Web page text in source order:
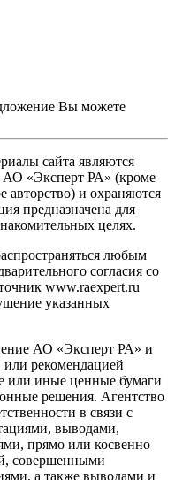
Вы можете
сайта являются
АО «Эксперт РА» (кроме
авторство) и охраняются
предназначена для
целях.
любым
согласия со
www.raexpert.ru
указанных
АО «Эксперт РА» и
или рекомендацией
или иные ценные бумаги
решения. Агентство
в связи с
выводами,
прямо или косвенно
совершенными
а также выводами и